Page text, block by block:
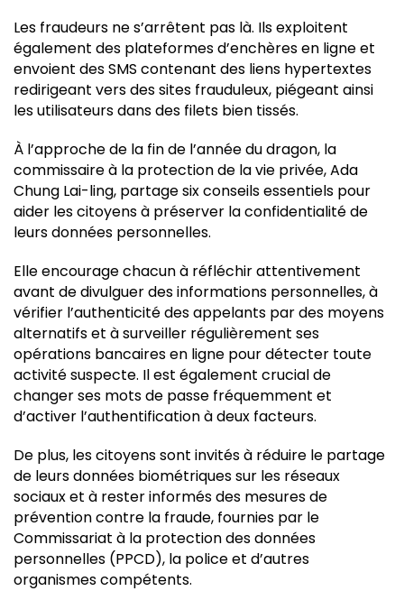
Les fraudeurs ne s’arrêtent pas là. Ils exploitent
également des plateformes d’enchères en ligne et
envoient des SMS contenant des liens hypertextes
redirigeant vers des sites frauduleux, piégeant ainsi
les utilisateurs dans des filets bien tissés.
À l’approche de la fin de l’année du dragon, la
commissaire à la protection de la vie privée, Ada
Chung Lai-ling, partage six conseils essentiels pour
aider les citoyens à préserver la confidentialité de
leurs données personnelles.
Elle encourage chacun à réfléchir attentivement
avant de divulguer des informations personnelles, à
vérifier l’authenticité des appelants par des moyens
alternatifs et à surveiller régulièrement ses
opérations bancaires en ligne pour détecter toute
activité suspecte. Il est également crucial de
changer ses mots de passe fréquemment et
d’activer l’authentification à deux facteurs.
De plus, les citoyens sont invités à réduire le partage
de leurs données biométriques sur les réseaux
sociaux et à rester informés des mesures de
prévention contre la fraude, fournies par le
Commissariat à la protection des données
personnelles (PPCD), la police et d’autres
organismes compétents.